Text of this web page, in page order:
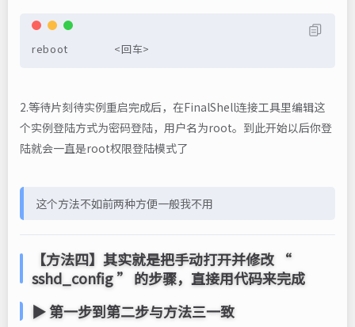
reboot                <回车>
2.等待片刻待实例重启完成后，在FinalShell连接工具里编辑这
个实例登陆方式为密码登陆，用户名为root。到此开始以后你登
陆就会一直是root权限登陆模式了
这个方法不如前两种方便一般我不用
【方法四】其实就是把手动打开并修改 “
sshd_config ” 的步骤，直接用代码来完成
▶ 第一步到第二步与方法三一致